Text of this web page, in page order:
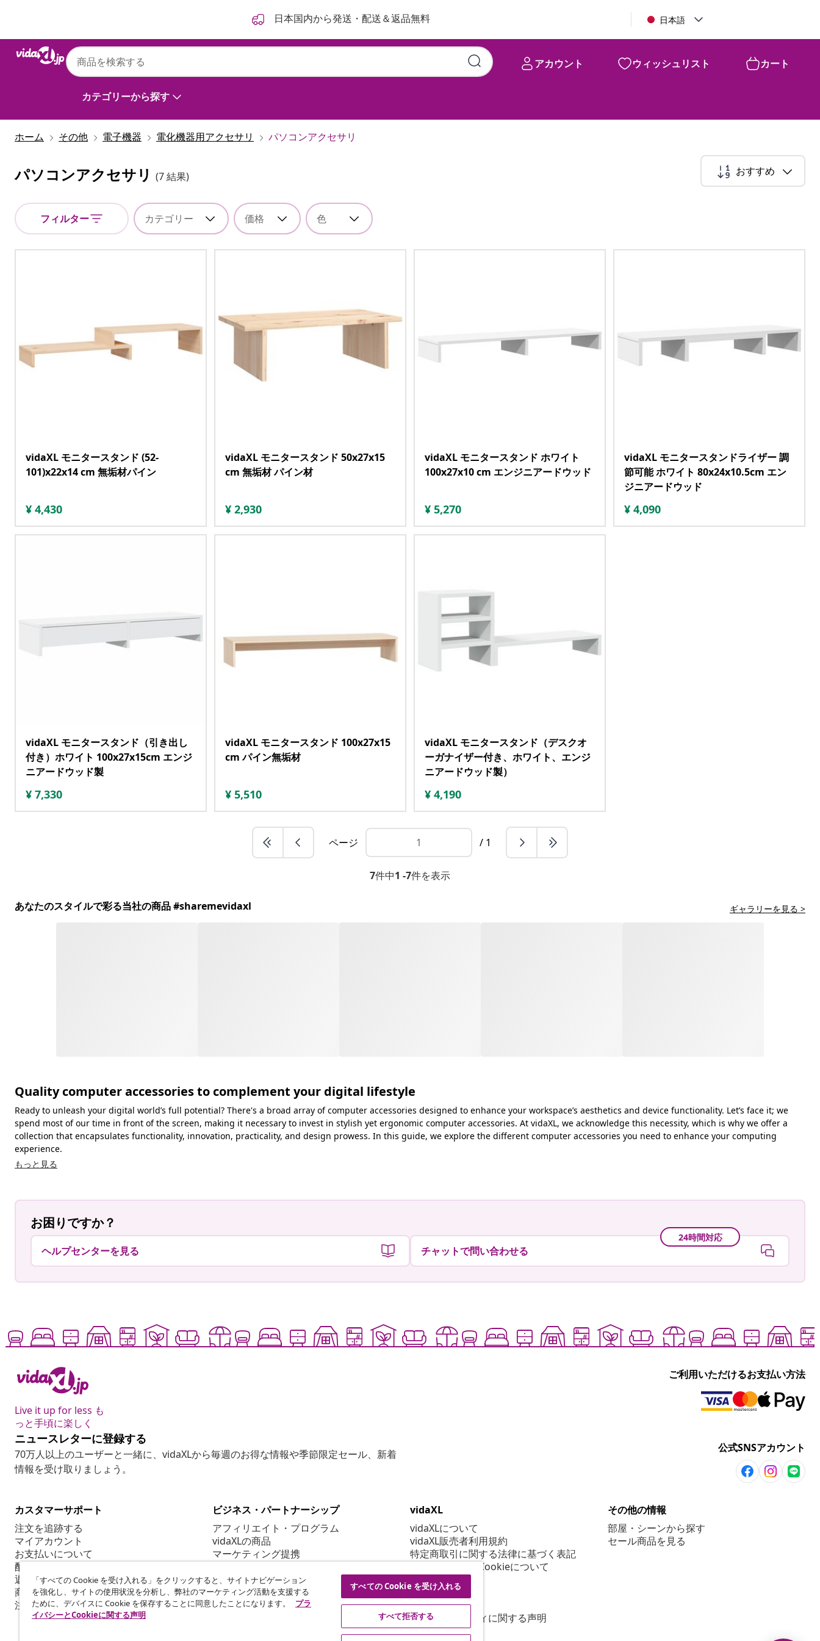
日本国内から発送・配送＆返品無料 日本語
カテゴリーから探す
アカウント ウィッシュリスト カート
ホーム その他 電子機器 電化機器用アクセサリ パソコンアクセサリ
パソコンアクセサリ (7 結果) おすすめ
フィルター カテゴリー 価格 色
vidaXL モニタースタンド (52-
101)x22x14 cm 無垢材パイン
¥ 4,430
vidaXL モニタースタンド 50x27x15
cm 無垢材 パイン材
¥ 2,930
vidaXL モニタースタンド ホワイト
100x27x10 cm エンジニアードウッド
¥ 5,270
vidaXL モニタースタンドライザー 調
節可能 ホワイト 80x24x10.5cm エン
ジニアードウッド
¥ 4,090
vidaXL モニタースタンド（引き出し
付き）ホワイト 100x27x15cm エンジ
ニアードウッド製
¥ 7,330
vidaXL モニタースタンド 100x27x15
cm パイン無垢材
¥ 5,510
vidaXL モニタースタンド（デスクオ
ーガナイザー付き、ホワイト、エンジ
ニアードウッド製）
¥ 4,190
ページ / 1
7件中1 -7件を表示
あなたのスタイルで彩る当社の商品 #sharemevidaxl ギャラリーを見る >
Quality computer accessories to complement your digital lifestyle
Ready to unleash your digital world’s full potential? There's a broad array of computer accessories designed to enhance your workspace’s aesthetics and device functionality. Let’s face it; we
spend most of our time in front of the screen, making it necessary to invest in stylish yet ergonomic computer accessories. At vidaXL, we acknowledge this necessity, which is why we offer a
collection that encapsulates functionality, innovation, practicality, and design prowess. In this guide, we explore the different computer accessories you need to enhance your computing
experience.
もっと見る
お困りですか？
ヘルプセンターを見る
24時間対応
チャットで問い合わせる
Live it up for less も
っと手頃に楽しく
ご利用いただけるお支払い方法
ニュースレターに登録する
70万人以上のユーザーと一緒に、vidaXLから毎週のお得な情報や季節限定セール、新着
情報を受け取りましょう。
公式SNSアカウント
カスタマーサポート
注文を追跡する
マイアカウント
お支払いについて
配送について
返品について
商品情報
注文について
ビジネス・パートナーシップ
アフィリエイト・プログラム
vidaXLの商品
マーケティング提携
vidaXL
vidaXLについて
vidaXL販売者利用規約
特定商取引に関する法律に基づく表記
プライバシー＆Cookieについて
Cookie 設定
行動規範
セキュリティ
アクセシビリティに関する声明
その他の情報
部屋・シーンから探す
セール商品を見る
「すべての Cookie を受け入れる」をクリックすると、サイトナビゲーション
を強化し、サイトの使用状況を分析し、弊社のマーケティング活動を支援する
ために、デバイスに Cookie を保存することに同意したことになります。
プラ
イバシーとCookieに関する声明
すべての Cookie を受け入れる
すべて拒否する